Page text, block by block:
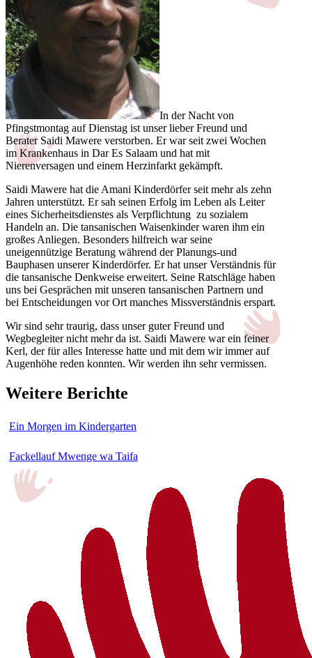
In der Nacht von
Pfingstmontag auf Dienstag ist unser lieber Freund und
Berater Saidi Mawere verstorben. Er war seit zwei Wochen
im Krankenhaus in Dar Es Salaam und hat mit
Nierenversagen und einem Herzinfarkt gekämpft.
Saidi Mawere hat die Amani Kinderdörfer seit mehr als zehn
Jahren unterstützt. Er sah seinen Erfolg im Leben als Leiter
eines Sicherheitsdienstes als Verpflichtung zu sozialem
Handeln an. Die tansanischen Waisenkinder waren ihm ein
großes Anliegen. Besonders hilfreich war seine
uneigennützige Beratung während der Planungs-und
Bauphasen unserer Kinderdörfer. Er hat unser Verständnis für
die tansanische Denkweise erweitert. Seine Ratschläge haben
uns bei Gesprächen mit unseren tansanischen Partnern und
bei Entscheidungen vor Ort manches Missverständnis erspart.
Wir sind sehr traurig, dass unser guter Freund und
Wegbegleiter nicht mehr da ist. Saidi Mawere war ein feiner
Kerl, der für alles Interesse hatte und mit dem wir immer auf
Augenhöhe reden konnten. Wir werden ihn sehr vermissen.
Weitere Berichte
Ein Morgen im Kindergarten
Fackellauf Mwenge wa Taifa